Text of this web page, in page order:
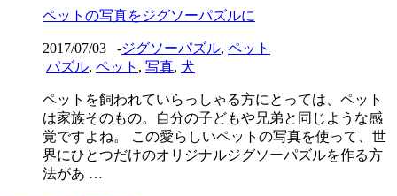
ペットの写真をジグソーパズルに
2017/07/03 -ジグソーパズル, ペット
パズル, ペット , 写真, 犬
ペットを飼われていらっしゃる方にとっては、ペット
は家族そのもの。自分の子どもや兄弟と同じような感
覚ですよね。 この愛らしいペットの写真を使って、世
界にひとつだけのオリジナルジグソーパズルを作る方
法があ …